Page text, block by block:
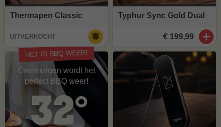
Thermapen Classic
UITVERKOCHT
Typhur Sync Gold Dual
€ 199,99
HET IS BBQ WEER!
Overmorgen wordt het
perfect BBQ weer!
32°